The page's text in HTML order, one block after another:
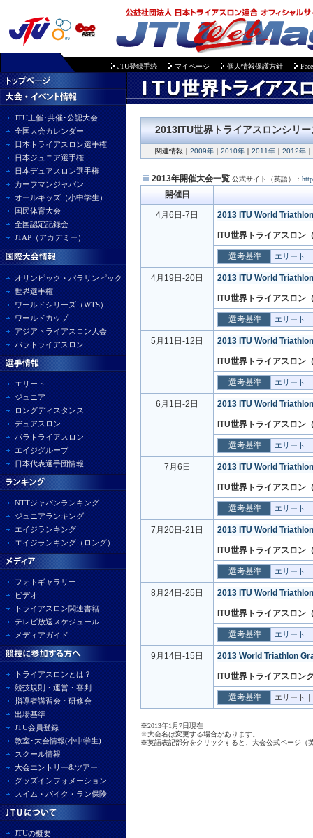
JTU登録手続 マイページ 個人情報保護方針
JTU主催･共催･公認大会
全国大会カレンダー
日本トライアスロン選手権
日本ジュニア選手権
日本デュアスロン選手権
カーフマンジャパン
オールキッズ（小中学生）
国民体育大会
全国認定記録会
JTAP（アカデミー）
オリンピック・パラリンピック
世界選手権
ワールドシリーズ（WTS）
ワールドカップ
アジアトライアスロン大会
パラトライアスロン
エリート
ジュニア
ロングディスタンス
デュアスロン
パラトライアスロン
エイジグループ
日本代表選手団情報
NTTジャパンランキング
ジュニアランキング
エイジランキング
エイジランキング（ロング）
フォトギャラリー
ビデオ
トライアスロン関連書籍
テレビ放送スケジュール
メディアガイド
トライアスロンとは？
競技規則・運営・審判
指導者講習会・研修会
出場基準
JTU会員登録
教室･大会情報(小中学生)
スクール情報
大会エントリー&ツアー
グッズインフォメーション
スイム・バイク・ラン保険
JTUの概要
2013ITU世界トライアスロンシリ
関連情報 ｜ 2009年 ｜ 2010年 ｜ 2011年 ｜ 2012年 ｜
2013年開催大会一覧 公式サイト（英語）：
開催日
4月6日-7日 2013 ITU World
ITU世界トライアスロン
選考基準 エリート
4月19日-20日 2013 ITU World
ITU世界トライアスロン
選考基準 エリート
5月11日-12日 2013 ITU World
ITU世界トライアスロン
選考基準 エリート
6月1日-2日 2013 ITU World
ITU世界トライアスロン
選考基準 エリート
7月6日 2013 ITU World
ITU世界トライアスロン
選考基準 エリート
7月20日-21日 2013 ITU World
ITU世界トライアスロン
選考基準 エリート
8月24日-25日 2013 ITU World
ITU世界トライアスロン
選考基準 エリート
9月14日-15日 2013 World Triathlon
ITU世界トライアスロン
選考基準 エリート｜
※2013年1月7日現在
※大会名は変更する場合があります。
※英語表記部分をクリックすると、大会公式ページ（